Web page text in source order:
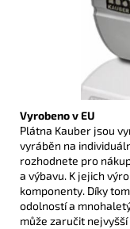
Vyrobeno v EU
Plátna Kauber jsou
vyráběn na
rozhodnete pro
a výbavu. K jejich
komponenty. Díky
odolností a
může zaručit